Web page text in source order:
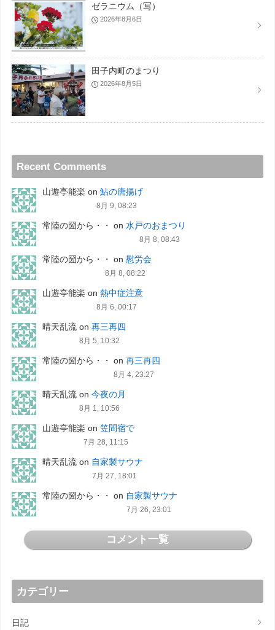
ゼラニウム（写）
2026年8月6日
田子内町のまつり
2026年8月5日
Recent Comments
山遊亭能楽 on 鮎の唐揚げ
8月 9, 08:23
常陸の圀から・・ on 水戸のおまつり
8月 8, 08:43
常陸の圀から・・ on 慰労会
8月 8, 08:22
山遊亭能楽 on 熱中症注意
8月 6, 00:17
晴天乱流on 再三再四
8月 5, 10:32
常陸の圀から・・ on 再三再四
8月 4, 23:27
晴天乱流on 今夜の月
8月 1, 10:56
山遊亭能楽 on 笠間宿で
7月 28, 11:15
晴天乱流on 自家製サウナ
7月 27, 18:01
常陸の圀から・・ on 自家製サウナ
7月 26, 23:01
コメント一覧
カテゴリー
日記